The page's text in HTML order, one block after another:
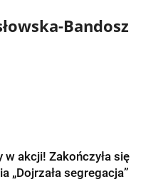
Bandosz
w akcji! Zakończyła się
„Dojrzała segregacja”